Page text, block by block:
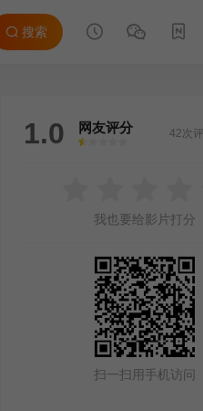
搜索
1.0 网友评分
很差
较差还行推荐力荐
42次
我也要给影片打分
扫一扫用手机访问